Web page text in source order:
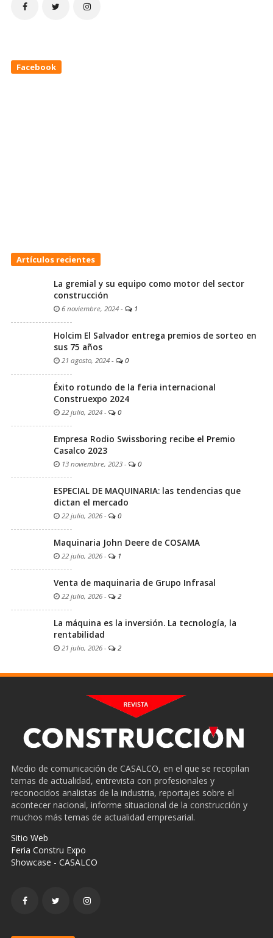
Facebook
Artículos recientes
La gremial y su equipo como motor del sector
construcción
6 noviembre, 2024 - 1
Holcim El Salvador entrega premios de sorteo en
sus 75 años
21 agosto, 2024 - 0
Éxito rotundo de la feria internacional
Construexpo 2024
22 julio, 2024 - 0
Empresa Rodio Swissboring recibe el Premio
Casalco 2023
13 noviembre, 2023 - 0
ESPECIAL DE MAQUINARIA: las tendencias que
dictan el mercado
22 julio, 2026 - 0
Maquinaria John Deere de COSAMA
22 julio, 2026 - 1
Venta de maquinaria de Grupo Infrasal
22 julio, 2026 - 2
La máquina es la inversión. La tecnología, la
rentabilidad
21 julio, 2026 - 2
Medio de comunicación de CASALCO, en el que se recopilan
temas de actualidad, entrevista con profesionales y
reconocidos analistas de la industria, reportajes sobre el
acontecer nacional, informe situacional de la construcción y
muchos más temas de actualidad empresarial.
Sitio Web
Feria Constru Expo
Showcase - CASALCO